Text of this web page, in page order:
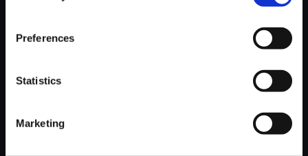
Preferences
Statistics
Marketing
おすすめ商品